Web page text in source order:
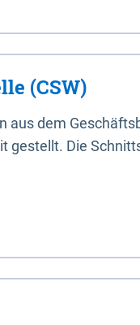
(CSW)
aus dem
gestellt. Die